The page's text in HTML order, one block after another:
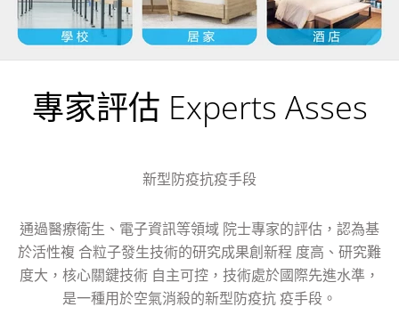
專家評估 Experts Asses
新型防疫抗疫手段
通過醫療衛生、電子資訊等領域 院士專家的評估，認為基
於活性複 合粒子發生技術的研究成果創新程 度高、研究難
度大，核心關鍵技術 自主可控，技術處於國際先進水準，
是一種用於空氣消殺的新型防疫抗 疫手段。